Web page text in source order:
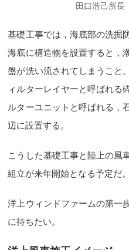
田口浩己所長
基礎工事では，海底部の洗掘
海底に構造物を設置すると，
盤が洗い流されてしまうこと
ィルターレイヤーと呼ばれる
ルターユニットと呼ばれる，
辺に設置する。
こうした基礎工事と陸上の風
組立が来年開始となる予定だ。
洋上ウィンドファームの第一
に待ちたい。